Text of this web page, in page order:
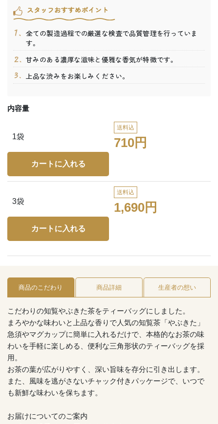
スタッフおすすめポイント
全ての製造過程での厳選な検査で品質管理を行っていま
す。
甘みのある濃厚な滋味と優雅な香気が特徴です。
上品な渋みをお楽しみください。
内容量
1袋
送料込
710円
3袋
送料込
1,690円
商品のこだわり 商品詳細 生産者の想い
こだわりの知覧やぶきた茶をティーバッグにしました。
まろやかな味わいと上品な香りで人気の知覧茶「やぶきた」
急須やマグカップに簡単に入れるだけで、本格的なお茶の味
わいを手軽に楽しめる、便利な三角形状のティーバッグを採
用。
お茶の葉が広がりやすく、深い旨味を存分に引き出します。
また、風味を逃がさないチャック付きパッケージで、いつで
も新鮮な味わいを保ちます。
お届けについてのご案内